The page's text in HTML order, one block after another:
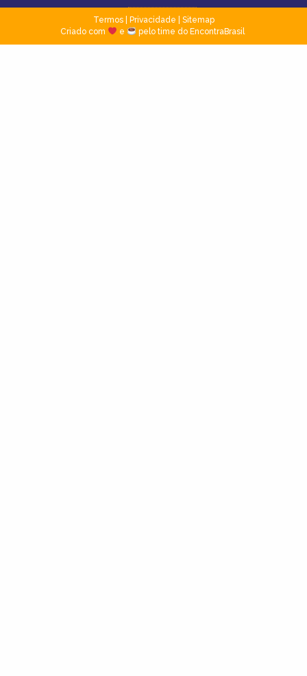
Termos| Privacidade
Sitemap
Criado com
e pelo time do EncontraBrasil